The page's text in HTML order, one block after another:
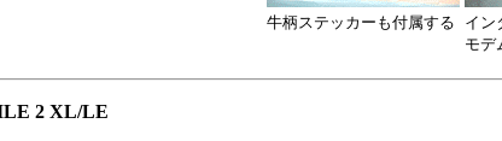
牛柄ステッカーも付属する
イン
モデ
2 XL/LE